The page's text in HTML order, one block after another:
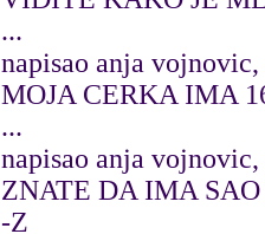
...
napisao anja
MOJA CERKA IMA
...
napisao anja
ZNATE DA IMA
-Z